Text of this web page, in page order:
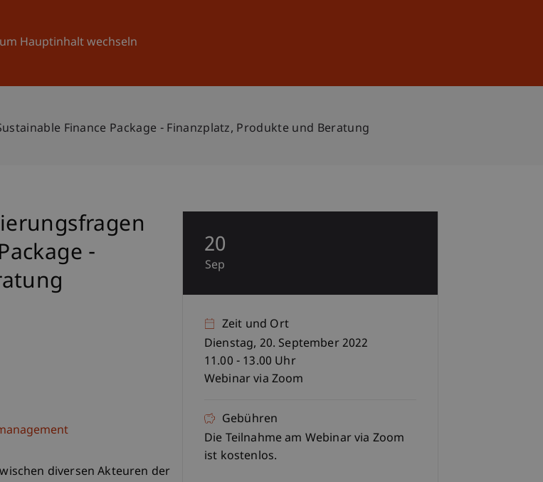
Hauptinhalt wechseln
Universität Aktuelles
Finance Package - Finanzplatz, Produkte und Beratung
-
diversen Akteuren der
20
Sep
Zeit und Ort
Dienstag, 20. September 2022
11.00 - 13.00 Uhr
Webinar via Zoom
Gebühren
Die Teilnahme am Webinar via Zoom
ist kostenlos.